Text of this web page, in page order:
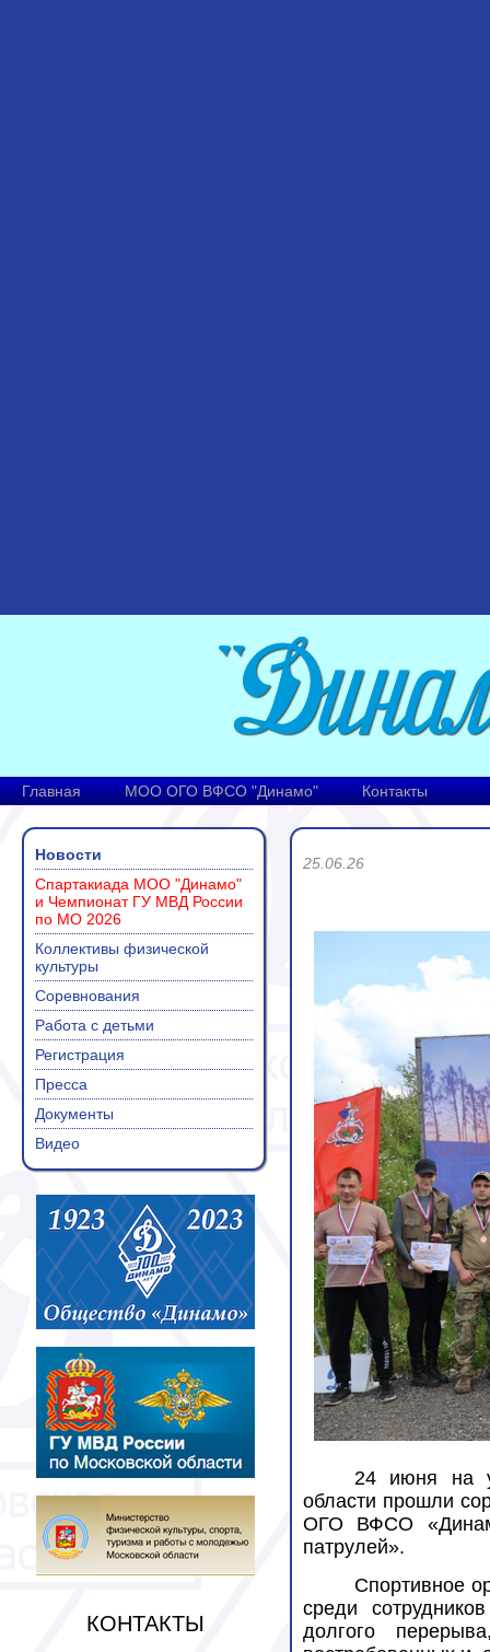
Главная МОО ОГО ВФСО "Динамо" Контакты
Новости
Спартакиада МОО "Динамо"
и Чемпионат ГУ МВД России
по МО 2026
Коллективы физической
культуры
Соревнования
Работа с детьми
Регистрация
Пресса
Документы
Видео
КОНТАКТЫ
25.06.26
24 июня на
области прошли
ОГО ВФСО
патрулей».
Спортивное
среди
долгого